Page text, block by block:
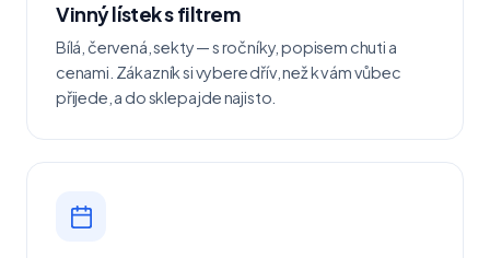
Vinný lístek s filtrem
Bílá, červená, sekty — s ročníky, popisem chuti a
cenami. Zákazník si vybere dřív, než k vám vůbec
přijede, a do sklepa jde najisto.